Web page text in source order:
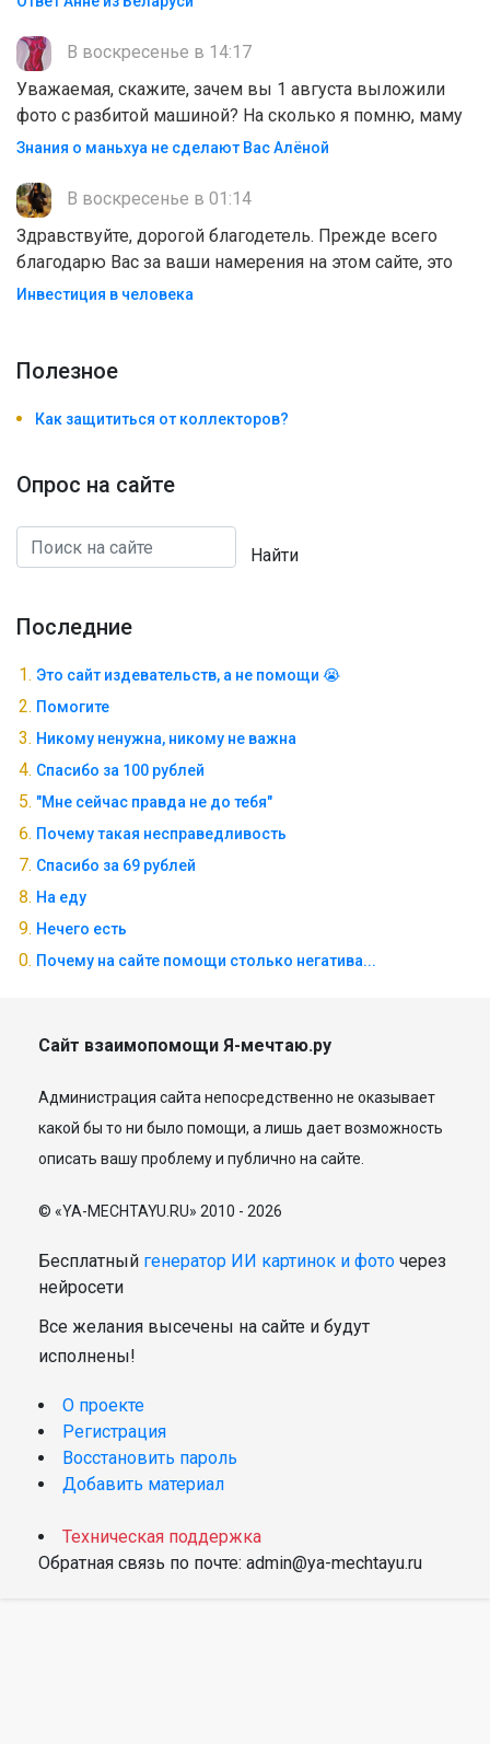
В воскресенье в 14:17
Уважаемая, скажите, зачем вы 1 августа выложили
фото с разбитой машиной? На сколько я помню, маму
Знания о маньхуа не сделают Вас Алëной
В воскресенье в 01:14
Здравствуйте, дорогой благодетель. Прежде всего
благодарю Вас за ваши намерения на этом сайте, это
Инвестиция в человека
Полезноe
Как защититься от коллекторов?
Опрос на сайте
Найти
Последние
Это сайт издевательств, а не помощи 😭
Помогите
Никому ненужна, никому не важна
Спасибо за 100 рублей
"Мне сейчас правда не до тебя"
Почему такая несправедливость
Спасибо за 69 рублей
На еду
Нечего есть
Почему на сайте помощи столько негатива...
Сайт взаимопомощи Я-мечтаю.ру
Администрация сайта непосредственно не оказывает
какой бы то ни было помощи, а лишь дает возможность
описать вашу проблему и публично на сайте.
© «YA-MECHTAYU.RU» 2010 - 2026
Бесплатный генератор ИИ картинок и фото через
нейросети
Все желания высечены на сайте и будут
исполнены!
О проекте
Регистрация
Восстановить пароль
Добавить материал
Техническая поддержка
Обратная связь по почте: admin@ya-mechtayu.ru